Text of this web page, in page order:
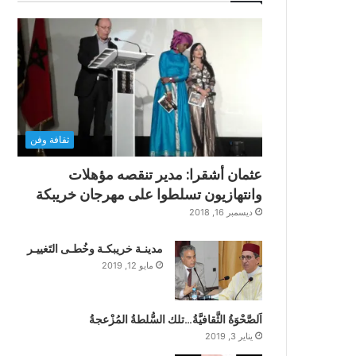
ثقافة وفن
عثمان أشقرا: مدير تنقصه مؤهلات
وانتهازيون تسلطوا على مهرجان خريبكة
ديسمبر 16, 2018
مدينـة خريبكـة وخُطـى التَغييـر
مايو 12, 2019
اَلصَّحْوَةُ الثَّقافيَّةُ…تلك السُّلطةُ المُزْعجةُ
يناير 3, 2019